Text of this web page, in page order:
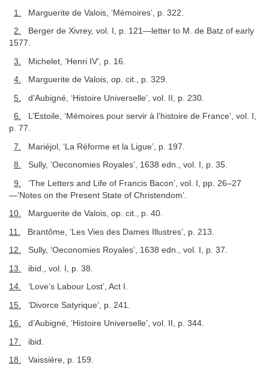
1. Marguerite de Valois, ‘Mémoires’, p. 322.
2. Berger de Xivrey, vol. I, p. 121—letter to M. de Batz of early
1577.
3. Michelet, ‘Henri IV’, p. 16.
4. Marguerite de Valois, op. cit., p. 329.
5. d’Aubigné, ‘Histoire Universelle’, vol. II, p. 230.
6. L’Estoile, ‘Mémoires pour servir à l’histoire de France’, vol. I,
p. 77.
7. Mariéjol, ‘La Réforme et la Ligue’, p. 197.
8. Sully, ‘Oeconomies Royales’, 1638 edn., vol. I, p. 35.
9.
‘The Letters and Life of Francis Bacon’, vol. I, pp. 26–27
—‘Notes on the Present State of Christendom’.
10. Marguerite de Valois, op. cit., p. 40.
11. Brantôme, ‘Les Vies des Dames Illustres’, p. 213.
12. Sully, ‘Oeconomies Royales’, 1638 edn., vol. I, p. 37.
13. ibid., vol. I, p. 38.
14. ‘Love’s Labour Lost’, Act I.
15. ‘Divorce Satyrique’, p. 241.
16. d’Aubigné, ‘Histoire Universelle’, vol. II, p. 344.
17. ibid.
18. Vaissière, p. 159.